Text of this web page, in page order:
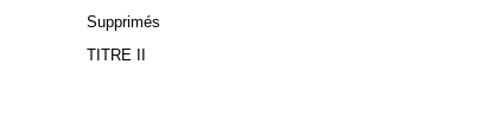
Supprimés
TITRE II